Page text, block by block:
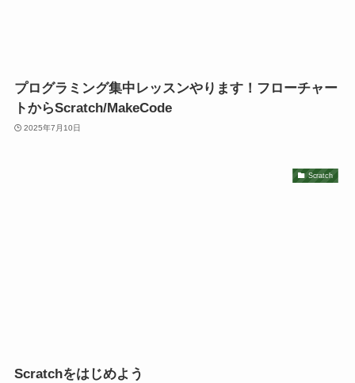
プログラミング集中レッスンやります！フローチャー
トからScratch/MakeCode
2025年7月10日
Scratch
Scratchをはじめよう